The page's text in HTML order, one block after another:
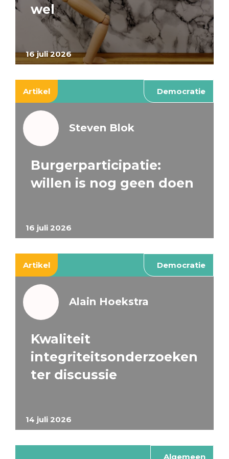
16 juli 2026
wel
Artikel Democratie
16 juli 2026
Steven Blok
Burgerparticipatie:
willen is nog geen doen
Artikel Democratie
14 juli 2026
Alain Hoekstra
Kwaliteit
integriteitsonderzoeken
ter discussie
Algemeen